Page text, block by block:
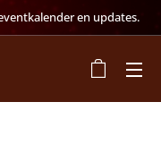
en updates.